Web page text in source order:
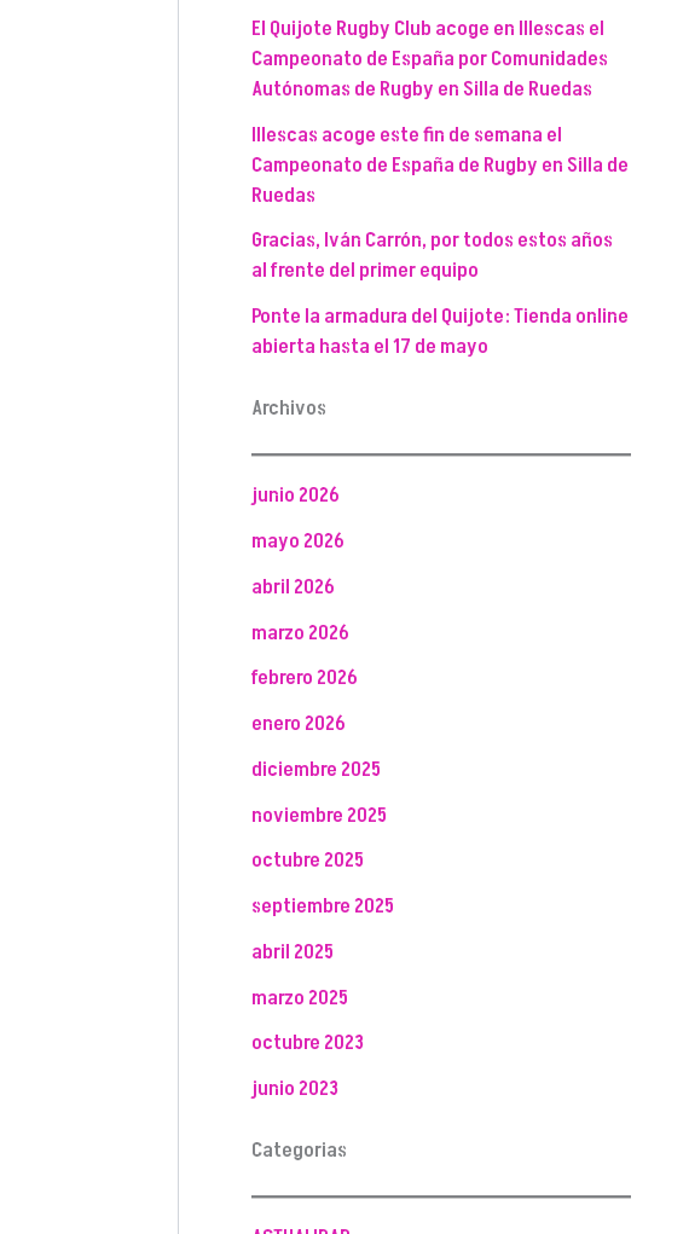
El Quijote Rugby Club acoge en Illescas el
Campeonato de España por Comunidades
Autónomas de Rugby en Silla de Ruedas
Illescas acoge este fin de semana el
Campeonato de España de Rugby en Silla de
Ruedas
Gracias, Iván Carrón, por todos estos años
al frente del primer equipo
Ponte la armadura del Quijote: Tienda online
abierta hasta el 17 de mayo
Archivos
junio 2026
mayo 2026
abril 2026
marzo 2026
febrero 2026
enero 2026
diciembre 2025
noviembre 2025
octubre 2025
septiembre 2025
abril 2025
marzo 2025
octubre 2023
junio 2023
Categorias